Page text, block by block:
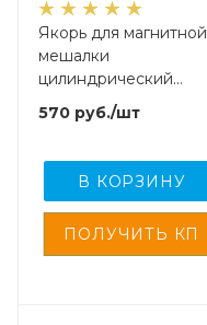
Якорь для магнитной
мешалки
цилиндрический
диам.3 мм, длина 5 мм,
фторопласт
570 руб./шт
В КОРЗИНУ